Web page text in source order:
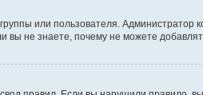
или пользователя.
не знаете, почему не можете